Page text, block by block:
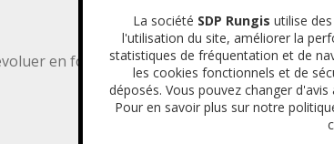
en fonction de la recette.
La société SDP Rungis utilise
l'utilisation du site, améliorer la
statistiques de fréquentation et de
les cookies fonctionnels et de
déposés. Vous pouvez changer
Pour en savoir plus sur notre